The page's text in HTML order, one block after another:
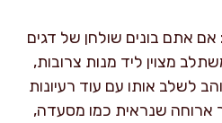
: אם אתם בונים שולחן של דגים
מצוין ליד מנות צרובות,
לשלב אותו עם עוד רעיונות
ארוחה שנראית כמו מסעדה,